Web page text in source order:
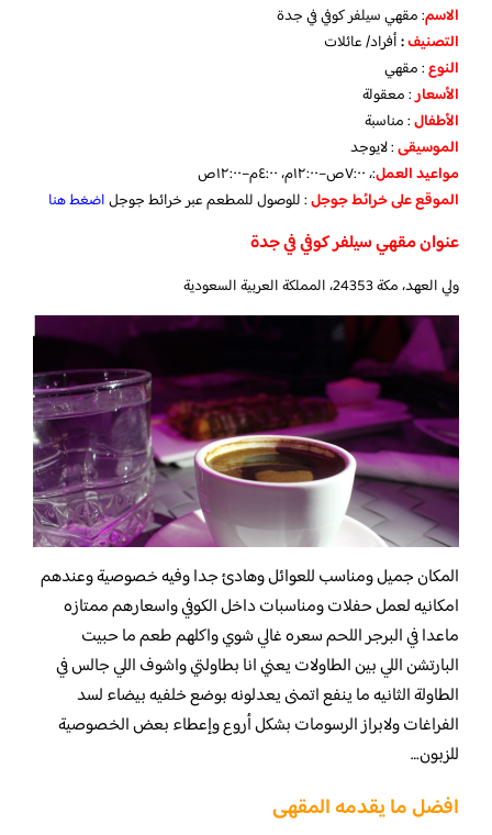
الاسم: مقهي سيلفر كوفي في جدة
التصنيف:أفراد/ عائلات
النوع: مقهي
الأسعار: معقولة
الأطفال: مناسبة
الموسيقى: لايوجد
مواعيدالعمل:، ٧:٠٠ص–١٢:٠٠م، ٤:٠٠م–١٢:٠٠ص
الموقععلىخرائطجوجل: للوصول للمطعم عبر خرائط جوجلاضغط هنا
عنوان مقهي سيلفر كوفي في جدة
ولي العهد، مكة 24353، المملكة العربية السعودية
المكان جميل ومناسب للعوائل وهادئ جدا وفيه خصوصية وعندهم
امكانيه لعمل حفلات ومناسبات داخل الكوفي واسعارهم ممتازه
ماعدا في البرجر اللحم سعره غالي شوي واكلهم طعم ما حبيت
البارتشن اللي بين الطاولات يعني انا بطاولتي واشوف اللي جالس في
الطاولة الثانيه ما ينفع اتمنى يعدلونه بوضع خلفيه بيضاء لسد
الفراغات ولابراز الرسومات بشكل أروع وإعطاء بعض الخصوصية
للزبون…
افضل ما يقدمه المقهى